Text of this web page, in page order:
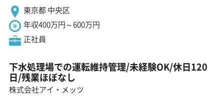
東京都 中央区
年収400万円～600万円
正社員
下水処理場での運転維持管理/未経験OK/休日120
日/残業ほぼなし
株式会社アイ・メッツ